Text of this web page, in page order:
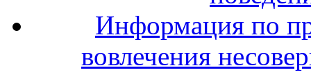
Информация по
вовлечения